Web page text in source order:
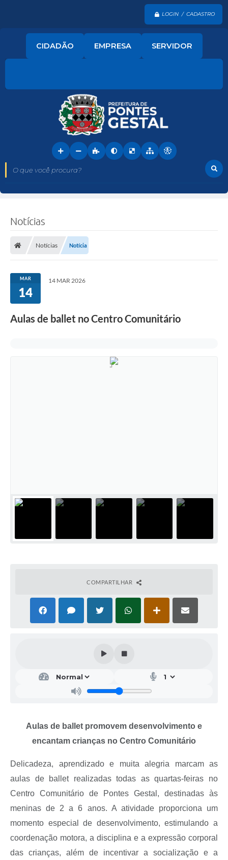
LOGIN / CADASTRO
O que você procura?
CIDADÃO EMPRESA SERVIDOR
Notícias
Notícias Notícia
MAR
14
14 MAR 2026
Aulas de ballet no Centro Comunitário
COMPARTILHAR
Aulas de ballet promovem desenvolvimento e
encantam crianças no Centro Comunitário
Delicadeza, aprendizado e muita alegria marcam as
aulas de ballet realizadas todas as quartas-feiras no
Centro Comunitário de Pontes Gestal, destinadas às
meninas de 2 a 6 anos. A atividade proporciona um
momento especial de desenvolvimento, estimulando a
coordenação motora, a disciplina e a expressão corporal
das crianças, além de incentivar a socialização e a